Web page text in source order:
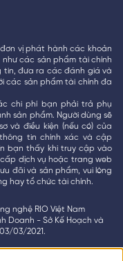
vị phát hành các khoản
các sản phẩm tài chính
tin, đưa ra các đánh giá và
các sản phẩm tài chính đa
chi phí bạn phải trả phụ
sản phẩm. Người dùng sẽ
và điều kiện (nếu có) của
tin chính xác và cập
bạn thấy khi truy cập vào
dịch vụ hoặc trang web
đãi và sản phẩm, vui lòng
hay tổ chức tài chính.
nghệ RIO Việt Nam
Doanh - Sở Kế Hoạch và
03/2021.